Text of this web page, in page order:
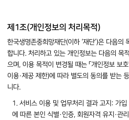
제1조(개인정보의 처리목적)
한국생명존중희망재단(이하 ‘재단’)은 다음의
합니다. 처리하고 있는 개인정보는 다음의 목
으며, 이용 목적이 변경될 때는 「개인정보 보
이용·제공 제한)에 따라 별도의 동의를 받는
니다.
1. 서비스 이용 및 업무처리 결과 고지: 가
에 따른 본인 식별·인증, 회원자격 유지·관